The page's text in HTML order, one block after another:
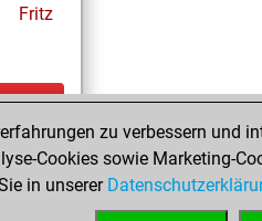
Fritz
Play
zu verbessern und
Cookies sowie Marketing-
in unserer